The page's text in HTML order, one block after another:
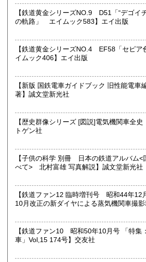
★★メールでのお問い合わせは、用件のみ
ルと判断して返信いたしません。お名前も
沿線名：★★電話・FAXでの在庫、状態確
対応しません。お電話を頂いてもすべての
営業時間：(平日)10:00-17:00
定休日：土日祝休/臨時休業有
★出張買取・郵送買取(※要事前相談)致し
お気軽にご相談ください。
取り扱い分野
近代文献、趣味、サブカルチャー、古書一
【鉄道黄金シリーズNO.9 D51「“デゴイ
の軌路」 エイムック583】エイ出版
【鉄道黄金シリーズNO.4 EF58「セピ
イムック406】エイ出版
【新版 国鉄電車ガイドブック 旧性能電
著】誠文堂新光社
【歴史群像シリーズ [図説]電気機関車全
トゲン社
【子供の科学 別冊 日本の鉄道アルバム<
べて> 北村富雄 写真解説】誠文堂新光社
【鉄道ファン12 臨時増刊号 昭和44年12
10月改正の新ダイヤによる蒸気機関車撮
【鉄道ファン10 昭和50年10月号 「特集
車」Vol,15 174号】交友社